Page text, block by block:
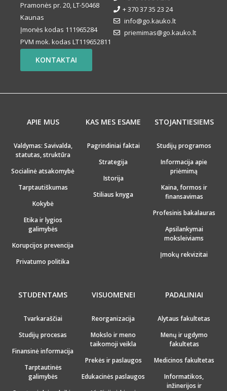
Pramonės pr. 20, LT-50468
Kaunas
Įmonės kodas 111965284
PVM mok. kodas LT119652811
+ 370 37 35 23 24
info@go.kauko.lt
priemimas@go.kauko.lt
KONTAKTAI
APIE MUS
Valdymas: Savivalda,
statutas, struktūra
Socialinė atsakomybė
Tarptautiškumas
Kokybė
Etika ir lygios
galimybės
Korupcijos prevencija
Privatumo politika
KAS MES ESAME
Pagrindiniai faktai
Strategija
Istorija
Stiliaus knyga
STOJANTIESIEMS
Studijų programos
Informacija apie
priėmimą
Kaina, formos ir
finansavimas
Profesinis bakalauras
Apsilankymai
moksleiviams
Įmokų rekvizitai
STUDENTAMS
Tvarkaraščiai
Studijų procesas
Finansinė informacija
Tarptautinės
galimybės
VISUOMENEI
Reorganizacija
Mokslo ir meno
taikomoji veikla
Prekės ir paslaugos
Edukacinės paslaugos
PADALINIAI
Alytaus fakultetas
Menų ir ugdymo
fakultetas
Medicinos fakultetas
Informatikos,
inžinerijos ir